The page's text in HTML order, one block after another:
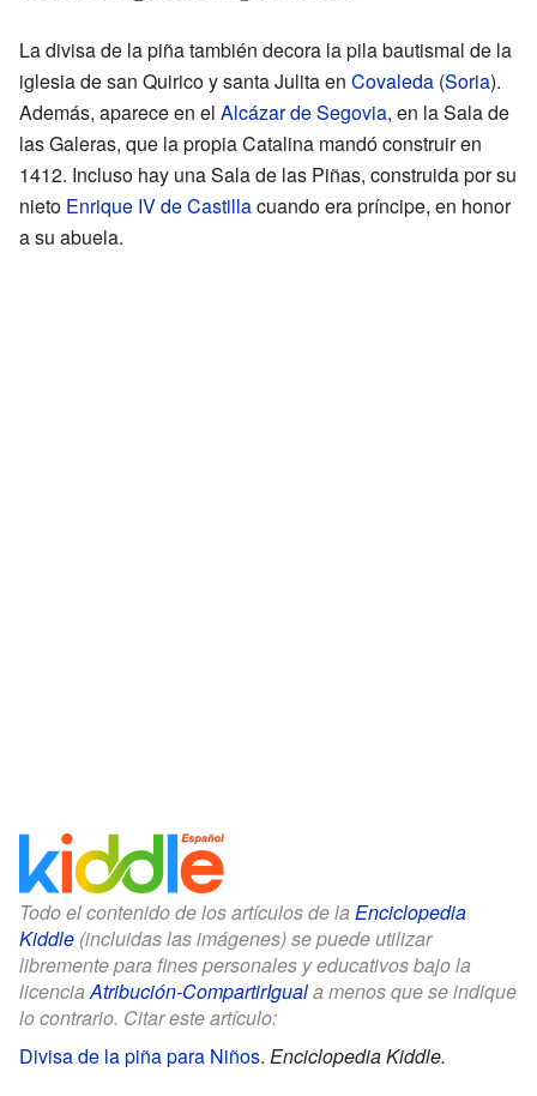
La divisa de la piña también decora la pila bautismal de la
iglesia de san Quirico y santa Julita en Covaleda (Soria).
Además, aparece en el Alcázar de Segovia, en la Sala de
las Galeras, que la propia Catalina mandó construir en
1412. Incluso hay una Sala de las Piñas, construida por su
nieto Enrique IV de Castillacuando era príncipe, en honor
a su abuela.
Todo el contenido de los artículos de la Enciclopedia
Kiddle (incluidas las imágenes) se puede utilizar
libremente para fines personales y educativos bajo la
licenciaAtribución-CompartirIguala menos que se indique
lo contrario. Citar este artículo:
Divisa de la piña para Niños. Enciclopedia Kiddle.